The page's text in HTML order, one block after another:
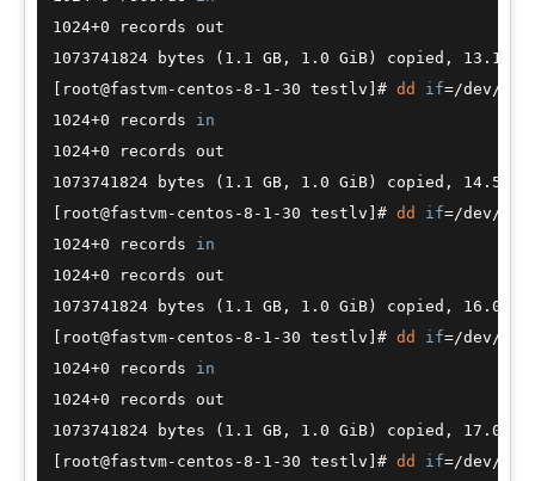
1024+0 records out
1073741824 bytes (1.1 GB, 1.0 GiB) copied,
[root@fastvm-centos-8-1-30 testlv]# dd if=/dev/
1024+0 records in
1024+0 records out
1073741824 bytes (1.1 GB, 1.0 GiB) copied,
[root@fastvm-centos-8-1-30 testlv]# dd if=/dev/
1024+0 records in
1024+0 records out
1073741824 bytes (1.1 GB, 1.0 GiB) copied,
[root@fastvm-centos-8-1-30 testlv]# dd if=/dev/
1024+0 records in
1024+0 records out
1073741824 bytes (1.1 GB, 1.0 GiB) copied,
[root@fastvm-centos-8-1-30 testlv]# dd if=/dev/